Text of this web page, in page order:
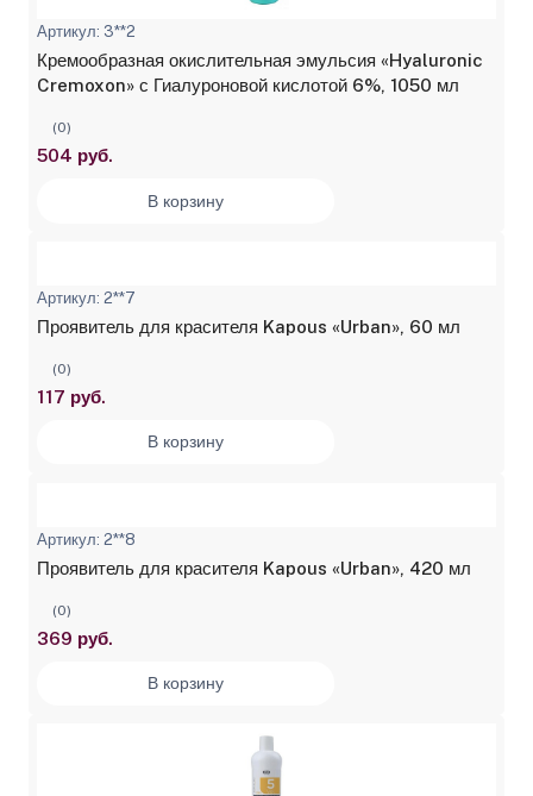
Артикул: 3**2
Кремообразная окислительная эмульсия «Hyaluronic
Cremoxon» с Гиалуроновой кислотой 6%, 1050 мл
(0)
504 руб.
В корзину
Артикул: 2**7
Проявитель для красителя Kapous «Urban», 60 мл
(0)
117 руб.
В корзину
Артикул: 2**8
Проявитель для красителя Kapous «Urban», 420 мл
(0)
369 руб.
В корзину